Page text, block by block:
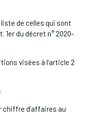
de celles qui sont
1er du décret n° 2020-
visées à l’article 2
chiffre d’affaires au